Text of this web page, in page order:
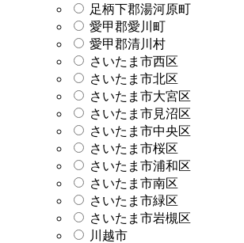
足柄下郡湯河原町
愛甲郡愛川町
愛甲郡清川村
さいたま市西区
さいたま市北区
さいたま市大宮区
さいたま市見沼区
さいたま市中央区
さいたま市桜区
さいたま市浦和区
さいたま市南区
さいたま市緑区
さいたま市岩槻区
川越市